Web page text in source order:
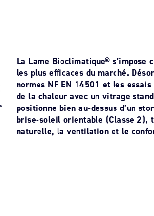
La Lame Bioclimatique® s’impose
les plus efficaces du marché.
normes NF EN 14501 et les
de la chaleur avec un vitrage
positionne bien au-dessus d’un
brise-soleil orientable (Classe 2),
naturelle, la ventilation et le